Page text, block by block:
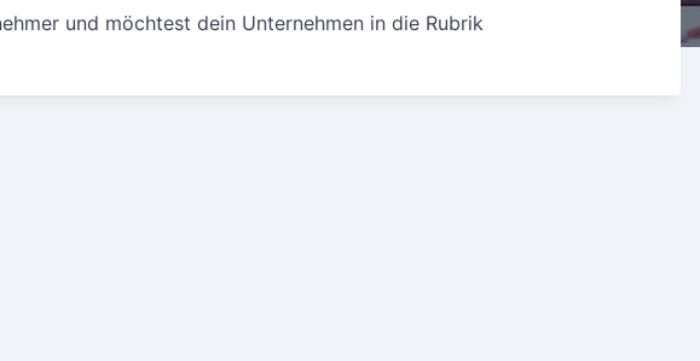
und möchtest dein Unternehmen in die Rubrik